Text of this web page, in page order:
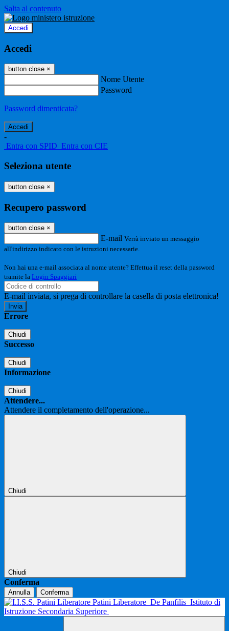
Salta al contenuto
Accedi
Accedi
button close ×
Nome Utente
Password
Password dimenticata?
-
Entra con SPID Entra con CIE
Seleziona utente
button close ×
Recupero password
button close ×
E-mail Verrà inviato un messaggio
all'indirizzo indicato con le istruzioni necessarie.
Non hai una e-mail associata al nome utente? Effettua il reset della password
tramite la Login Spaggiari
E-mail inviata, si prega di controllare la casella di posta elettronica!
Errore
Chiudi
Successo
Chiudi
Informazione
Chiudi
Attendere...
Attendere il completamento dell'operazione...
Chiudi
Chiudi
Conferma
Annulla Conferma
Patini Liberatore De Panfilis Istituto di
Istruzione Secondaria Superiore